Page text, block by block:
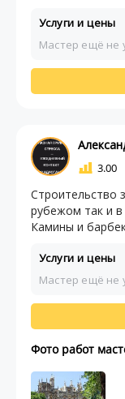
Услуги и цены
Мастер ещё не
3.00
Строительство
рубежом так и
Камины и
Услуги и цены
Мастер ещё не
Фото работ